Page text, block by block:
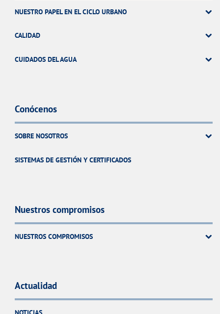
NUESTRO PAPEL EN EL CICLO URBANO
CALIDAD
CUIDADOS DEL AGUA
Conócenos
SOBRE NOSOTROS
SISTEMAS DE GESTIÓN Y CERTIFICADOS
Nuestros compromisos
NUESTROS COMPROMISOS
Actualidad